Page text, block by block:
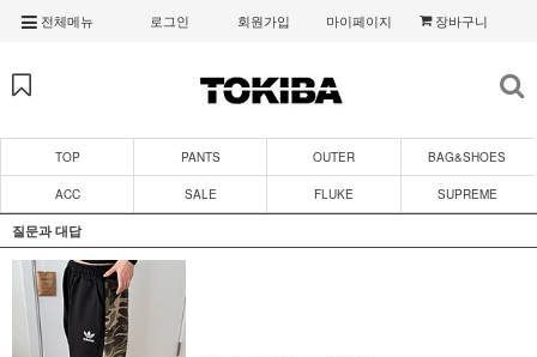
전체메뉴 로그인 회원가입 마이페이지 장바구니
TOP PANTS OUTER BAG&SHOES
ACC SALE FLUKE SUPREME
질문과 대답